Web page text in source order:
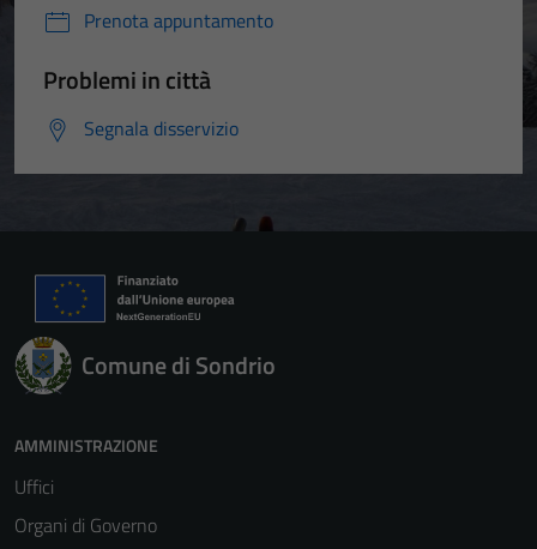
Prenota appuntamento
Problemi in città
Segnala disservizio
Comune di Sondrio
AMMINISTRAZIONE
Uffici
Organi di Governo